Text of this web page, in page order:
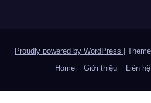
Proudly powered by WordPress
Home
Giới thiệu Liên hệ